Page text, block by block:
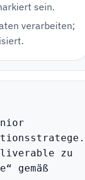
sein.
verarbeiten;
zu
gemäß